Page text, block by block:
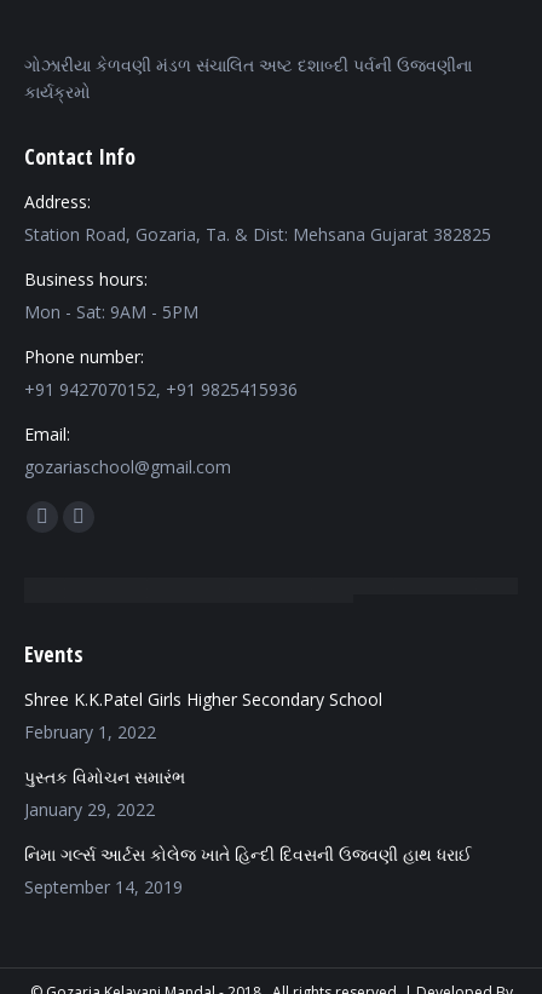
ગોઝારીયા કેળવણી મંડળ સંચાલિત અષ્ટ દશાબ્દી પર્વની ઉજવણીના
કાર્યક્રમો
Contact Info
Address:
Station Road, Gozaria, Ta. & Dist: Mehsana Gujarat 382825
Business hours:
Mon - Sat: 9AM - 5PM
Phone number:
+91 9427070152, +91 9825415936
Email:
gozariaschool@gmail.com
Find us on:
Facebook
new
Mail
new
Events
Shree K.K.Patel Girls Higher Secondary School
February 1, 2022
પુસ્તક વિમોચન સમારંભ
January 29, 2022
નિમા ગર્લ્સ આર્ટસ કોલેજ ખાતે હિન્દી દિવસની ઉજવણી હાથ ધરાઈ
September 14, 2019